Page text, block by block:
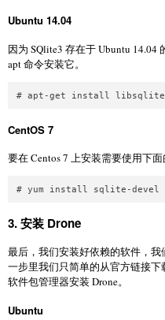
Ubuntu 14.04
因为 SQlite3 存在于 Ubuntu
apt 命令安装它。
CentOS 7
要在 Centos 7 上安装需要使用下面
3. 安装 Drone
最后，我们安装好依赖的软件，
一步里我们只简单的从官方链接
软件包管理器安装 Drone。
Ubuntu